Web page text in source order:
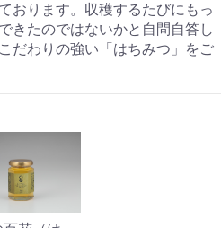
おります。収穫するたびにもっ
きたのではないかと自問自答し
だわりの強い「はちみつ」をご